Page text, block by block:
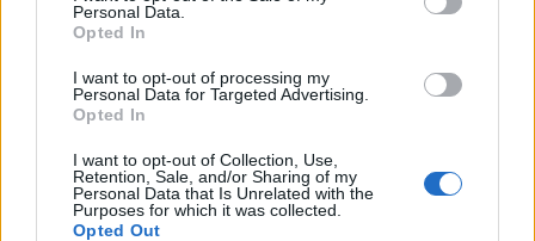
Personal Data.
Opted In
I want to opt-out of processing my
Personal Data for Targeted Advertising.
Opted In
I want to opt-out of Collection, Use,
Retention, Sale, and/or Sharing of my
Personal Data that Is Unrelated with the
Purposes for which it was collected.
Opted Out
Nagy igazolás - Sokszoros bajnok érkezik a
Fehérvárhoz